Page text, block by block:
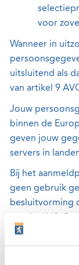
voor
Wanneer in
uitsluitend als
van artikel 9
Jouw
binnen de
geven jouw
servers in
Bij het
geen gebruik
besluitvorming
door mensen